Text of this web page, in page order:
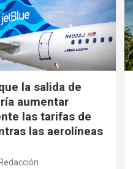
la salida de
aumentar
las tarifas de
las aerolíneas
Redacción